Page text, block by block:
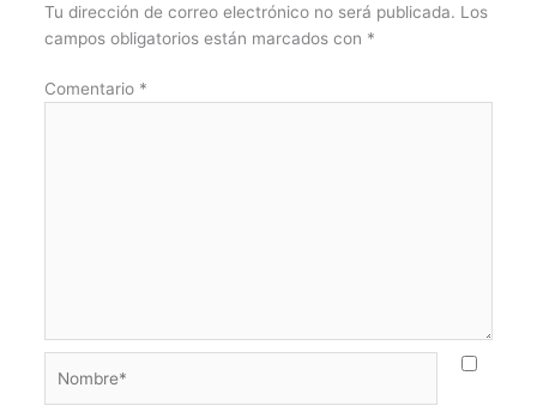
Tu dirección de correo electrónico no será publicada. Los
campos obligatorios están marcados con *
Comentario *